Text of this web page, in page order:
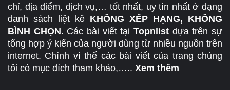
chỉ, địa điểm, dịch vụ,… tốt nhất, uy tín nhất ở dạng
danh sách liệt kê KHÔNG XẾP HẠNG, KHÔNG
BÌNH CHỌN. Các bài viết tạiTopnlist dựa trên sự
tổng hợp ý kiến của người dùng từ nhiều nguồn trên
internet. Chính vì thế các bài viết của trang chúng
tôi có mục đích tham khảo,….. Xem thêm